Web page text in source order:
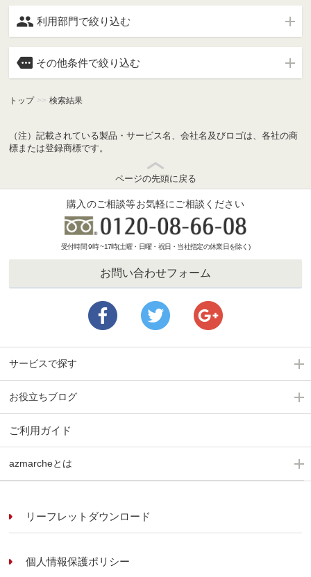
 利用部門で絞り込む
 その他条件で絞り込む
トップ >> 検索結果
（注）記載されている製品・サービス名、会社名及びロゴは、各社の商
標または登録商標です。
ページの先頭に戻る
購入のご相談等お気軽にご相談ください
受付時間 9時 ~17時(土曜・日曜・祝日・当社指定の休業日を除く)
お問い合わせフォーム
サービスで探す
お役立ちブログ
ご利用ガイド
azmarcheとは
リーフレットダウンロード
個人情報保護ポリシー